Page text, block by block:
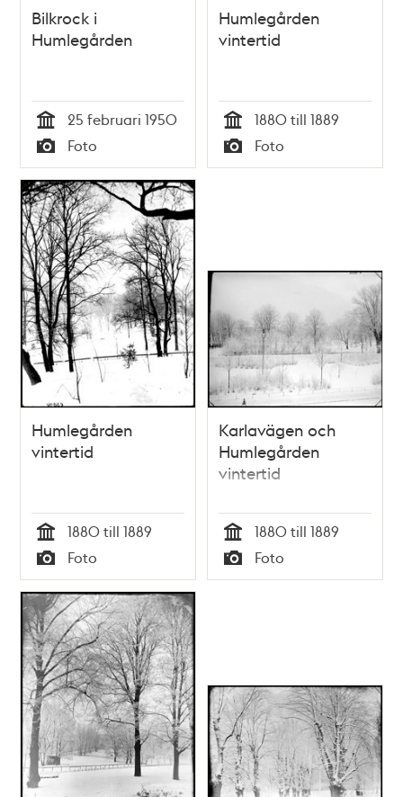
Bilkrock i
Humlegården
Tid
25 februari 1950
Typ
Foto
Humlegården
vintertid
Tid
1880 till 1889
Typ
Foto
Humlegården
vintertid
Tid
1880 till 1889
Typ
Foto
Karlavägen och
Humlegården
vintertid
Tid
1880 till 1889
Typ
Foto